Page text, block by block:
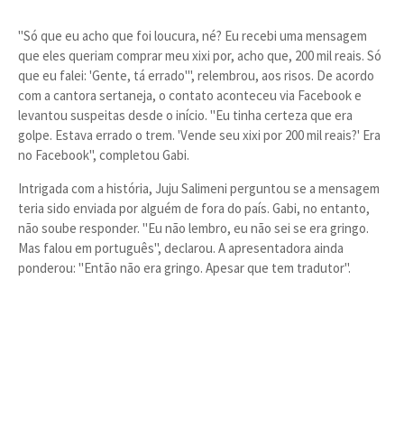
"Só que eu acho que foi loucura, né? Eu recebi uma mensagem
que eles queriam comprar meu xixi por, acho que, 200 mil reais. Só
que eu falei: 'Gente, tá errado'", relembrou, aos risos. De acordo
com a cantora sertaneja, o contato aconteceu via Facebook e
levantou suspeitas desde o início. "Eu tinha certeza que era
golpe. Estava errado o trem. 'Vende seu xixi por 200 mil reais?' Era
no Facebook", completou Gabi.
Intrigada com a história, Juju Salimeni perguntou se a mensagem
teria sido enviada por alguém de fora do país. Gabi, no entanto,
não soube responder. "Eu não lembro, eu não sei se era gringo.
Mas falou em português", declarou. A apresentadora ainda
ponderou: "Então não era gringo. Apesar que tem tradutor".